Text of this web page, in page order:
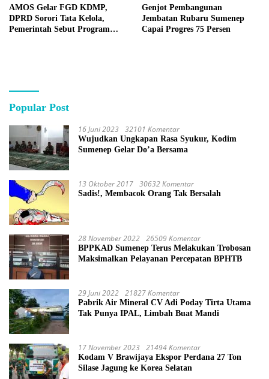
AMOS Gelar FGD KDMP,
DPRD Sorori Tata Kelola,
Pemerintah Sebut Program
Genjot Pembangunan
Jembatan Rubaru Sumenep
Capai Progres 75 Persen
Popular Post
16 Juni 2023 32101 Komentar
Wujudkan Ungkapan Rasa Syukur, Kodim
Sumenep Gelar Do’a Bersama
13 Oktober 2017 30632 Komentar
Sadis!, Membacok Orang Tak Bersalah
28 November 2022 26509 Komentar
BPPKAD Sumenep Terus Melakukan Trobosan
Maksimalkan Pelayanan Percepatan BPHTB
29 Juni 2022 21827 Komentar
Pabrik Air Mineral CV Adi Poday Tirta Utama
Tak Punya IPAL, Limbah Buat Mandi
17 November 2023 21494 Komentar
Kodam V Brawijaya Ekspor Perdana 27 Ton
Silase Jagung ke Korea Selatan